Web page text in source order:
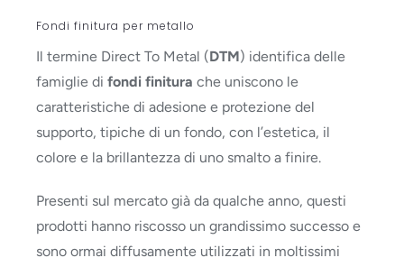
Fondi finitura per metallo
Il termine Direct To Metal (DTM) identifica delle
famiglie di fondi finitura che uniscono le
caratteristiche di adesione e protezione del
supporto, tipiche di un fondo, con l’estetica, il
colore e la brillantezza di uno smalto a finire.
Presenti sul mercato già da qualche anno, questi
prodotti hanno riscosso un grandissimo successo e
sono ormai diffusamente utilizzati in moltissimi